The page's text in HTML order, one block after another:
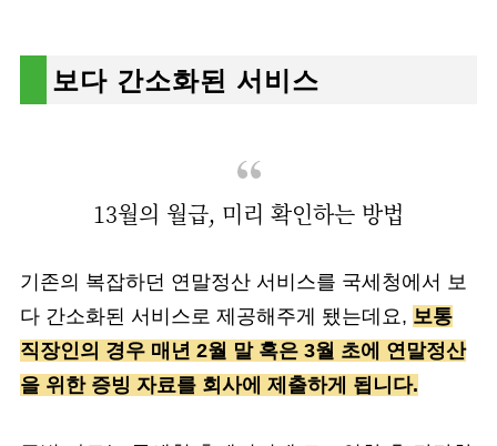
보다 간소화된 서비스
13월의 월급, 미리 확인하는 방법
기존의 복잡하던 연말정산 서비스를 국세청에서 보
다 간소화된 서비스로 제공해주게 됐는데요, 보통
직장인의 경우 매년 2월 말 혹은 3월 초에 연말정산
을 위한 증빙 자료를 회사에 제출하게 됩니다.